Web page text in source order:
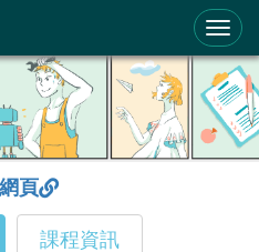
系統
頁
課程資訊